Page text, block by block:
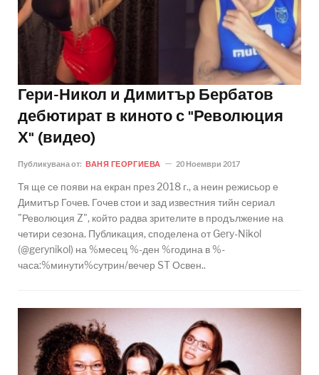
Гери-Никол и Димитър Бербатов
дебютират в киното с "Революция
Х" (видео)
Публикувана от: ВАНЯ ГЕОРГИЕВА 20 Ноември 2017
Тя ще се появи на екран през 2018 г., а неин режисьор е
Димитър Гочев. Гочев стои и зад известния тийн сериал
"Революция Z", който радва зрителите в продължение на
четири сезона. Публикация, споделена от Gery-Nikol
(@gerynikol) на %месец %-ден %година в %-
часа:%минути%сутрин/вечер ST Освен..